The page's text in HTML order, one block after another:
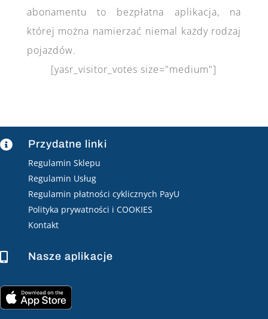
abonamentu to bezpłatna aplikacja, na
której można namierzać niemal każdy rodzaj
pojazdów.
[yasr_visitor_votes size="medium"]
 Przydatne linki
Regulamin Sklepu
Regulamin Usług
Regulamin płatności cyklicznych PayU
Polityka prywatności i COOKIES
Kontakt
 Nasze aplikacje